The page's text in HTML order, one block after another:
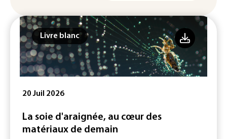
Livre blanc
20 Juil 2026
La soie d'araignée, au cœur des
matériaux de demain